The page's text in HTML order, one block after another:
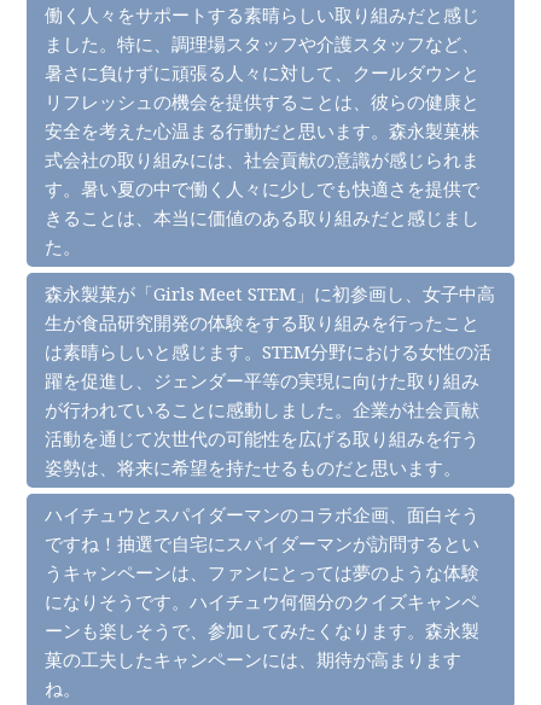
働く人々をサポートする素晴らしい取り組みだと感じ
ました。特に、調理場スタッフや介護スタッフなど、
暑さに負けずに頑張る人々に対して、クールダウンと
リフレッシュの機会を提供することは、彼らの健康と
安全を考えた心温まる行動だと思います。森永製菓株
式会社の取り組みには、社会貢献の意識が感じられま
す。暑い夏の中で働く人々に少しでも快適さを提供で
きることは、本当に価値のある取り組みだと感じまし
た。
森永製菓が「Girls Meet STEM」に初参画し、女子中高
生が食品研究開発の体験をする取り組みを行ったこと
は素晴らしいと感じます。STEM分野における女性の活
躍を促進し、ジェンダー平等の実現に向けた取り組み
が行われていることに感動しました。企業が社会貢献
活動を通じて次世代の可能性を広げる取り組みを行う
姿勢は、将来に希望を持たせるものだと思います。
ハイチュウとスパイダーマンのコラボ企画、面白そう
ですね！抽選で自宅にスパイダーマンが訪問するとい
うキャンペーンは、ファンにとっては夢のような体験
になりそうです。ハイチュウ何個分のクイズキャンペ
ーンも楽しそうで、参加してみたくなります。森永製
菓の工夫したキャンペーンには、期待が高まります
ね。